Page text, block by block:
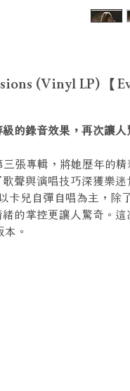
(Vinyl LP) 【
的錄音效果，再次讓人
張專輯，將她歷年的
聲與演唱技巧深獲樂
卡兒自彈自唱為主，除
的掌控更讓人驚奇。這
。